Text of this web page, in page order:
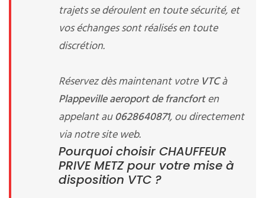
trajets se déroulent en toute sécurité, et
vos échanges sont réalisés en toute
discrétion.
Réservez dès maintenant votre VTCà
Plappeville aeroport de francforten
appelant au0628640871, ou directement
via notre site web.
Pourquoi choisir CHAUFFEUR
PRIVE METZ pour votre mise à
disposition VTC ?